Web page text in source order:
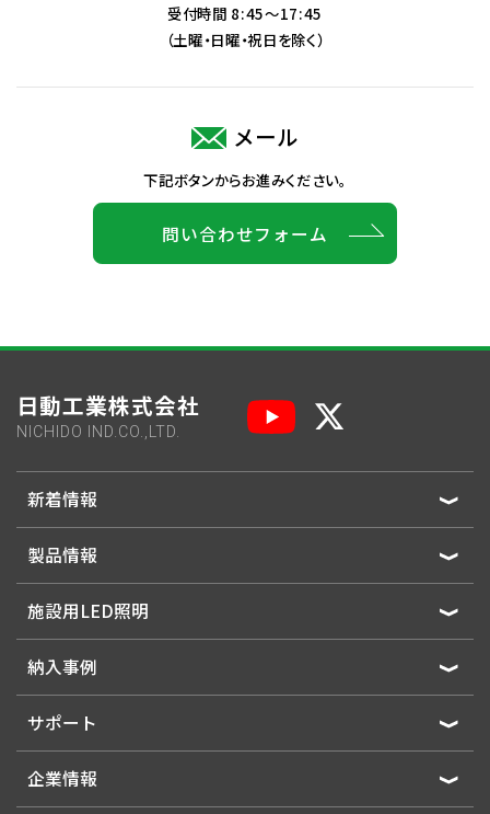
受付時間 8:45～17:45
（土曜・日曜・祝日を除く）
メール
下記ボタンからお進みください。
問い合わせフォーム
日動工業株式会社
NICHIDO IND.CO.,LTD.
新着情報
製品情報
施設用LED照明
納入事例
サポート
企業情報